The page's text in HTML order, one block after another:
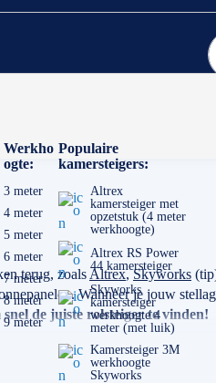
Werkho
ogte:
3 meter
4 meter
5 meter
6 meter
7 meter
8 meter
9 meter
Populaire
kamersteigers:
Altrex
kamersteiger met
opzetstuk (4 meter
werkhoogte)
Altrex RS Power
44 kamersteiger
Skyworks
kamersteiger
werkhoogte 4
meter (met luik)
Kamersteiger 3M
werkhoogte
Skyworks
terug, zoals Altrex,Skyworks
Wanneer je jouw
de juiste rolsteiger te vinden!